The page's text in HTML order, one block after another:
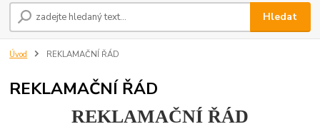
Hledat
Úvod REKLAMAČNÍ ŘÁD
REKLAMAČNÍ ŘÁD
REKLAMAČNÍ ŘÁD